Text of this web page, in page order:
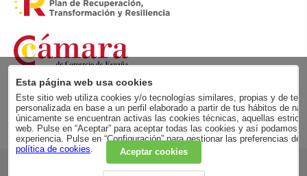
Esta página web usa cookies
Este sitio web utiliza cookies y/o tecnologías similares, propias y de
personalizada en base a un perfil elaborado a partir de tus hábitos de
únicamente se encuentran activas las cookies técnicas, aquellas
web. Pulse en “Aceptar” para aceptar todas las cookies y así podamos
experiencia. Pulse en “Configuración” para gestionar las preferencias
política de cookies. Aceptar cookies